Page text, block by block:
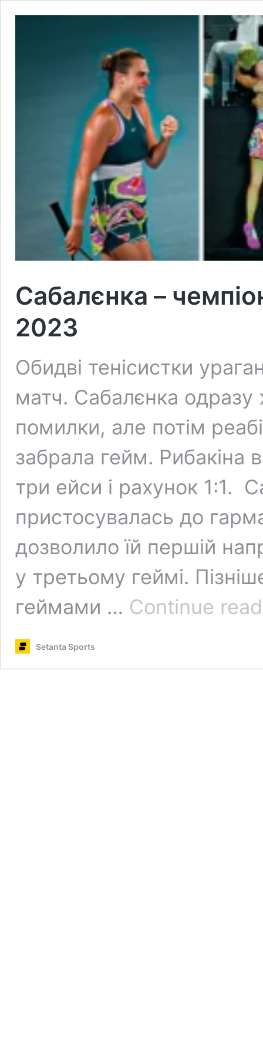
Сабалєнка –
2023
Обидві тенісистки
матч. Сабалєнка одразу
помилки, але потім
забрала гейм. Рибакіна
три ейси і рахунок 1:1.
пристосувалась до
дозволило їй першій
у третьому геймі.
геймами … Continue
Setanta Sports